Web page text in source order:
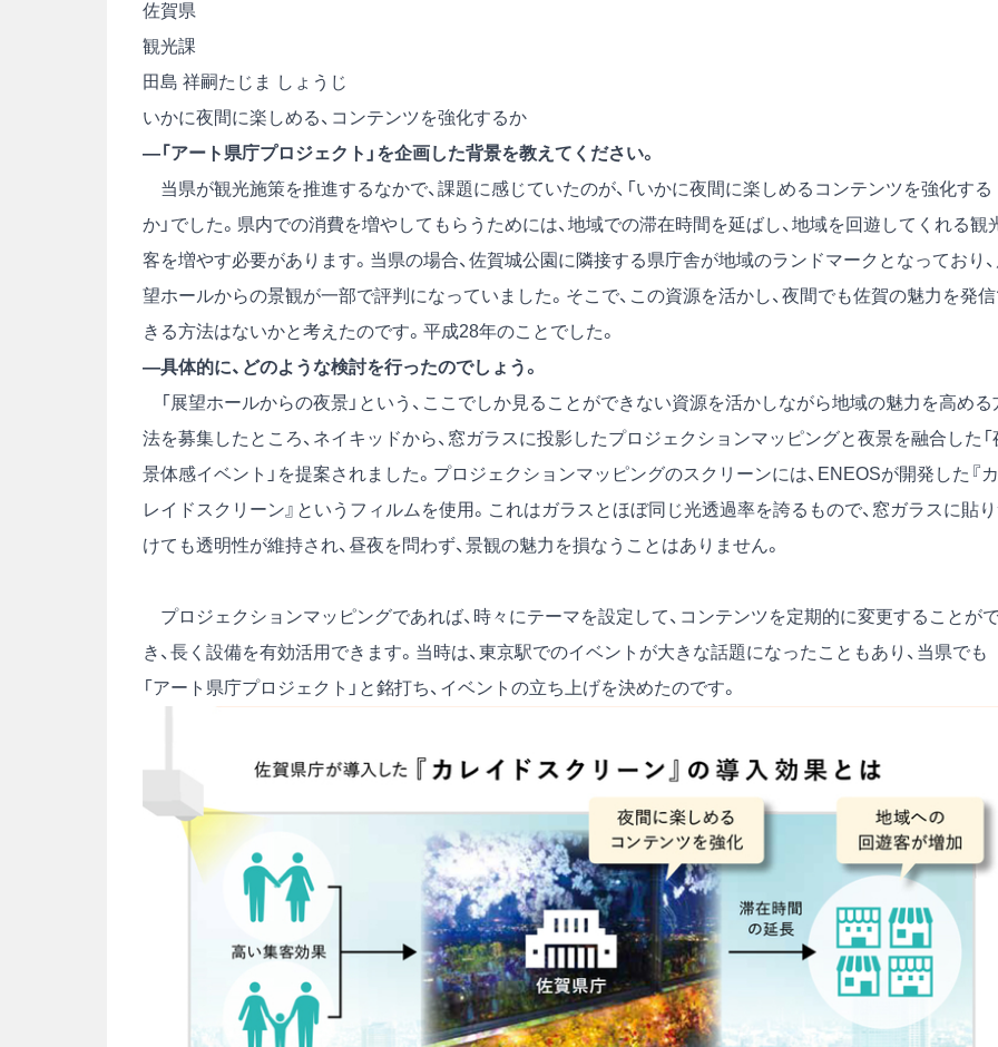
佐賀県
観光課
田島 祥嗣たじま しょうじ
いかに夜間に楽しめる、コンテンツを強化するか
―「アート県庁プロジェクト」を企画した背景を教えてください。
当県が観光施策を推進するなかで、課題に感じていたのが、「いかに夜間に楽しめるコンテンツを強化する
か」でした。県内での消費を増やしてもらうためには、地域での滞在時間を延ばし、地域を回遊してくれる観
客を増やす必要があります。当県の場合、佐賀城公園に隣接する県庁舎が地域のランドマークとなっており
望ホールからの景観が一部で評判になっていました。そこで、この資源を活かし、夜間でも佐賀の魅力を発
きる方法はないかと考えたのです。平成28年のことでした。
―具体的に、どのような検討を行ったのでしょう。
「展望ホールからの夜景」という、ここでしか見ることができない資源を活かしながら地域の魅力を高める
法を募集したところ、ネイキッドから、窓ガラスに投影したプロジェクションマッピングと夜景を融合した「
景体感イベント」を提案されました。プロジェクションマッピングのスクリーンには、ENEOSが開発した『カ
レイドスクリーン』というフィルムを使用。これはガラスとほぼ同じ光透過率を誇るもので、窓ガラスに貼
けても透明性が維持され、昼夜を問わず、景観の魅力を損なうことはありません。
プロジェクションマッピングであれば、時々にテーマを設定して、コンテンツを定期的に変更することが
き、長く設備を有効活用できます。当時は、東京駅でのイベントが大きな話題になったこともあり、当県でも
「アート県庁プロジェクト」と銘打ち、イベントの立ち上げを決めたのです。